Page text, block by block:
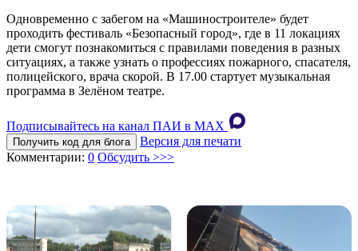
Одновременно с забегом на «Машиностроителе» будет
проходить фестиваль «Безопасный город», где в 11 локациях
дети смогут познакомиться с правилами поведения в разных
ситуациях, а также узнать о профессиях пожарного, спасателя,
полицейского, врача скорой. В 17.00 стартует музыкальная
программа в Зелёном театре.
Подписывайтесь на канал ПАИ в MAХ
Получить код для блога
Версия для печати
Комментарии: 0 Обсудить >>>